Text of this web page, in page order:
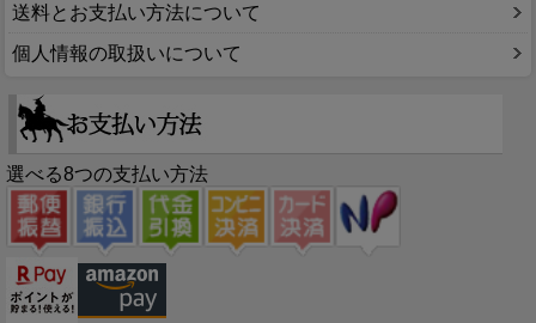
送料とお支払い方法について
個人情報の取扱いについて
選べる8つの支払い方法